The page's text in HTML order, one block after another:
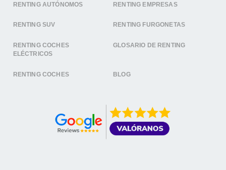
RENTING AUTÓNOMOS RENTING EMPRESAS
RENTING SUV RENTING FURGONETAS
RENTING COCHES
ELÉCTRICOS
GLOSARIO DE RENTING
RENTING COCHES BLOG